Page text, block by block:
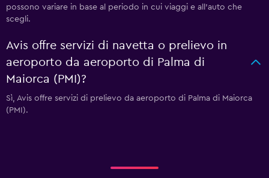
possono variare in base al periodo in cui viaggi e all'auto che
scegli.
Avis offre servizi di navetta o prelievo in
aeroporto da aeroporto di Palma di
Maiorca (PMI)?
Sì, Avis offre servizi di prelievo da aeroporto di Palma di Maiorca
(PMI).